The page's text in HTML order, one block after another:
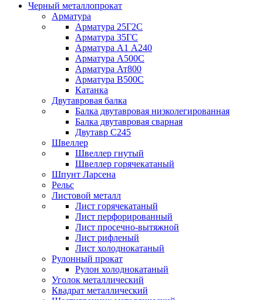
Черный металлопрокат
Арматура
Арматура 25Г2С
Арматура 35ГС
Арматура А1 А240
Арматура А500С
Арматура Ат800
Арматура В500С
Катанка
Двутавровая балка
Балка двутавровая низколегированная
Балка двутавровая сварная
Двутавр С245
Швеллер
Швеллер гнутый
Швеллер горячекатаный
Шпунт Ларсена
Рельс
Листовой металл
Лист горячекатаный
Лист перфорированный
Лист просечно-вытяжной
Лист рифленый
Лист холоднокатаный
Рулонный прокат
Рулон холоднокатаный
Уголок металлический
Квадрат металлический